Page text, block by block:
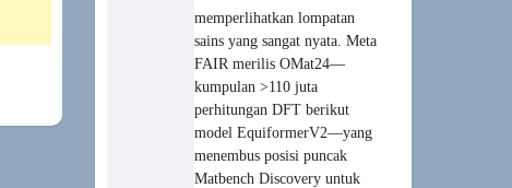
portofolio rapi—ternyata
tidak pernah ada. “Tilly
Norwood” dibuka ke publik
di Zurich, memicu amarah
serikat aktor dan sederet
bintang yang merasa batas
ilusi telah dilampaui. Di saat
yang sama, Eropa kewalahan